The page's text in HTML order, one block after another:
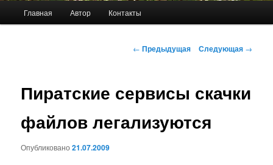
Главная Автор Контакты
Навигация
← Предыдущая Следующая →
Пиратские сервисы скачки
файлов легализуются
Опубликовано21.07.2009